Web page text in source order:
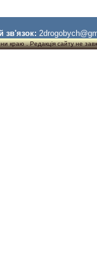
зв'язок:
. Редакція сайту не